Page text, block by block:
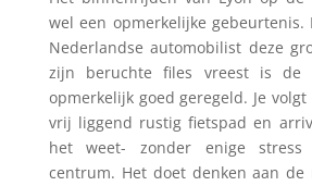
wel een opmerkelijke gebeurtenis.
Nederlandse automobilist deze
zijn beruchte files vreest is de
opmerkelijk goed geregeld. Je
vrij liggend rustig fietspad en
het weet- zonder enige
centrum. Het doet denken aan de